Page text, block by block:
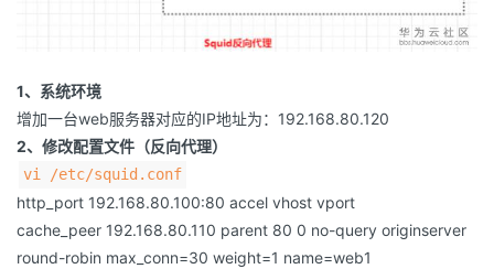
1、系统环境
增加一台web服务器对应的IP地址为：192.168.80.120
2、修改配置文件（反向代理）
vi /etc/squid.conf
http_port 192.168.80.100:80 accel vhost vport
cache_peer 192.168.80.110 parent 80 0 no-query originserver
round-robin max_conn=30 weight=1 name=web1